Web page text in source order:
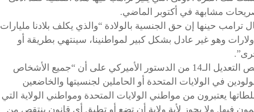
مشابهة في أكتوبر الماضي.
ترامب حينها إن حق الجنسية بالولادة “والذي يكلف بلادنا مليارات
وهو غير عادل بشكل كبير لمواطنينا، سينتهي بطريقة أو
وينص التعديل الـ14 من الدستور الأميركي على أن “جميع الأشخاص
في الولايات المتحدة أو الحاملين لجنسيتها والخاضعين
يعتبرون من مواطني الولايات المتحدة ومواطني الولاية التي
فيها. ولا يجوز لأية ولاية أن تضع أو تطبق أي قانون ينتقص من